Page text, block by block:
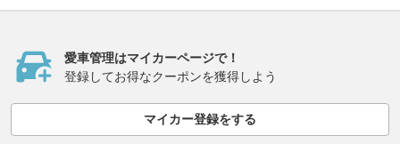
愛車管理はマイカーページで！
登録してお得なクーポンを獲得しよう
マイカー登録をする